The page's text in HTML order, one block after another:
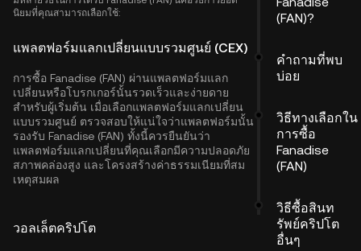
นิยมที่คุณสามารถเลือกใช้:
แพลตฟอร์มแลกเปลี่ยนแบบรวมศูนย์ (CEX)
การซื้อ Fanadise (FAN) ผ่านแพลตฟอร์มแลก
เปลี่ยนหรือโบรกเกอร์นั้นรวดเร็วและง่ายดาย
สำหรับผู้เริ่มต้น เมื่อเลือกแพลตฟอร์มแลกเปลี่ยน
แบบรวมศูนย์ ตรวจสอบให้แน่ใจว่าแพลตฟอร์มนั้น
รองรับ Fanadise (FAN) ทั้งนี้ควรยืนยันว่า
แพลตฟอร์มแลกเปลี่ยนที่คุณเลือกมีความปลอดภัย
สภาพคล่องสูง และโครงสร้างค่าธรรมเนียมที่สม
เหตุสมผล
วอลเล็ตคริปโต
(FAN)?
คำถามที่พบ
บ่อย
วิธีทางเลือกใน
การซื้อ
Fanadise
(FAN)
วิธีซื้อสินท
รัพย์คริปโต
อื่นๆ